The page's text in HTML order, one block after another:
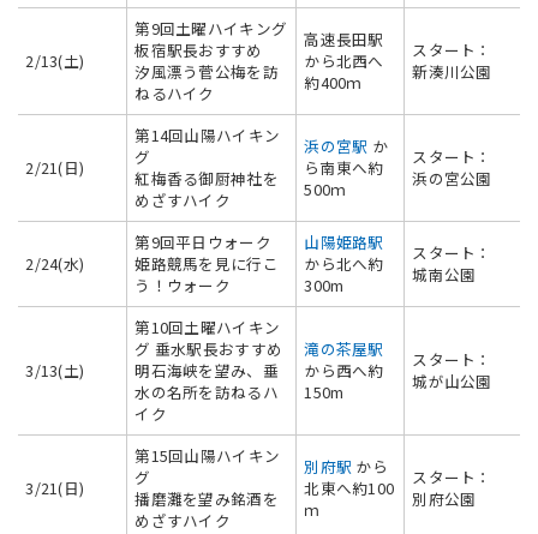
2/13(土)
第9回土曜ハイキング
板宿駅長おすすめ
汐風漂う菅公梅を訪
ねるハイク
高速長田駅
から北西へ
約400ｍ
スタート：
新湊川公園
2/21(日)
第14回山陽ハイキン
グ
紅梅香る御厨神社を
めざすハイク
浜の宮駅 か
ら南東へ約
500ｍ
スタート：
浜の宮公園
2/24(水)
第9回平日ウォーク
姫路競馬を見に行こ
う！ウォーク
山陽姫路駅
から北へ約
300m
スタート：
城南公園
3/13(土)
第10回土曜ハイキン
グ 垂水駅長おすすめ
明石海峡を望み、垂
水の名所を訪ねるハ
イク
滝の茶屋駅
から西へ約
150m
スタート：
城が山公園
3/21(日)
第15回山陽ハイキン
グ
播磨灘を望み銘酒を
めざすハイク
別府駅 から
北東へ約100
ｍ
スタート：
別府公園